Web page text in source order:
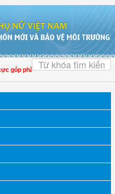
nâng cao tỷ lệ người dân tham gia